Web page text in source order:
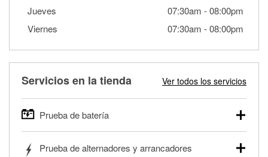
Jueves
07:30am -08:00pm
Viernes
07:30am -08:00pm
Servicios en la tienda Ver todos los servicios
Prueba de batería
autos, camionetas, SUVs, vehículos comerciales y
Prueba de alternadores y arrancadores